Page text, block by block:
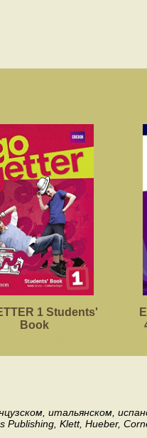
1 Students'
Book
итальянском,
Klett, Hueber,